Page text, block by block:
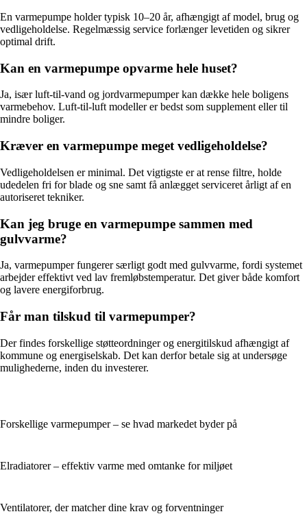
En varmepumpe holder typisk 10–20 år, afhængigt af model, brug og
vedligeholdelse. Regelmæssig service forlænger levetiden og sikrer
optimal drift.
Kan en varmepumpe opvarme hele huset?
Ja, især luft-til-vand og jordvarmepumper kan dække hele boligens
varmebehov. Luft-til-luft modeller er bedst som supplement eller til
mindre boliger.
Kræver en varmepumpe meget vedligeholdelse?
Vedligeholdelsen er minimal. Det vigtigste er at rense filtre, holde
udedelen fri for blade og sne samt få anlægget serviceret årligt af en
autoriseret tekniker.
Kan jeg bruge en varmepumpe sammen med
gulvvarme?
Ja, varmepumper fungerer særligt godt med gulvvarme, fordi systemet
arbejder effektivt ved lav fremløbstemperatur. Det giver både komfort
og lavere energiforbrug.
Får man tilskud til varmepumper?
Der findes forskellige støtteordninger og energitilskud afhængigt af
kommune og energiselskab. Det kan derfor betale sig at undersøge
mulighederne, inden du investerer.
Forskellige varmepumper – se hvad markedet byder på
Elradiatorer – effektiv varme med omtanke for miljøet
Ventilatorer, der matcher dine krav og forventninger